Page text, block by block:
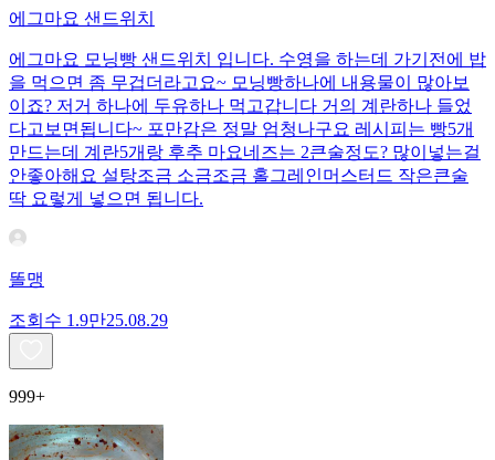
에그마요 샌드위치
에그마요 모닝빵 샌드위치 입니다. 수영을 하는데 가기전에 밥
을 먹으면 좀 무겁더라고요~ 모닝빵하나에 내용물이 많아보
이죠? 저거 하나에 두유하나 먹고갑니다 거의 계란하나 들었
다고보면됩니다~ 포만감은 정말 엄청나구요 레시피는 빵5개
만드는데 계란5개랑 후추 마요네즈는 2큰술정도? 많이넣는걸
안좋아해요 설탕조금 소금조금 홀그레인머스터드 작은큰술
딱 요렇게 넣으면 됩니다.
똘맹
조회수 1.9만25.08.29
999+